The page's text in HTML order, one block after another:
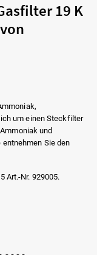
19 K
um einen Steckfilter
und
Sie den
Art.-Nr. 929005.